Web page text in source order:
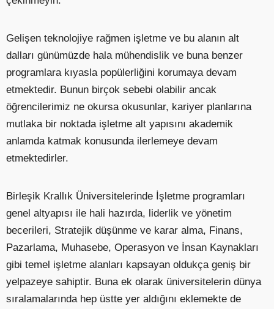
Gelişen teknolojiye rağmen işletme ve bu alanın alt
dalları günümüzde hala mühendislik ve buna benzer
programlara kıyasla popülerliğini korumaya devam
etmektedir. Bunun birçok sebebi olabilir ancak
öğrencilerimiz ne okursa okusunlar, kariyer planlarına
mutlaka bir noktada işletme alt yapısını akademik
anlamda katmak konusunda ilerlemeye devam
etmektedirler.
Birleşik Krallık Üniversitelerinde İşletme programları
genel altyapısı ile hali hazırda, liderlik ve yönetim
becerileri, Stratejik düşünme ve karar alma, Finans,
Pazarlama, Muhasebe, Operasyon ve İnsan Kaynakları
gibi temel işletme alanları kapsayan oldukça geniş bir
yelpazeye sahiptir. Buna ek olarak üniversitelerin dünya
sıralamalarında hep üstte yer aldığını eklemekte de